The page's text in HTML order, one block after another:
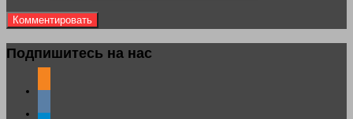
Подпишитесь на нас